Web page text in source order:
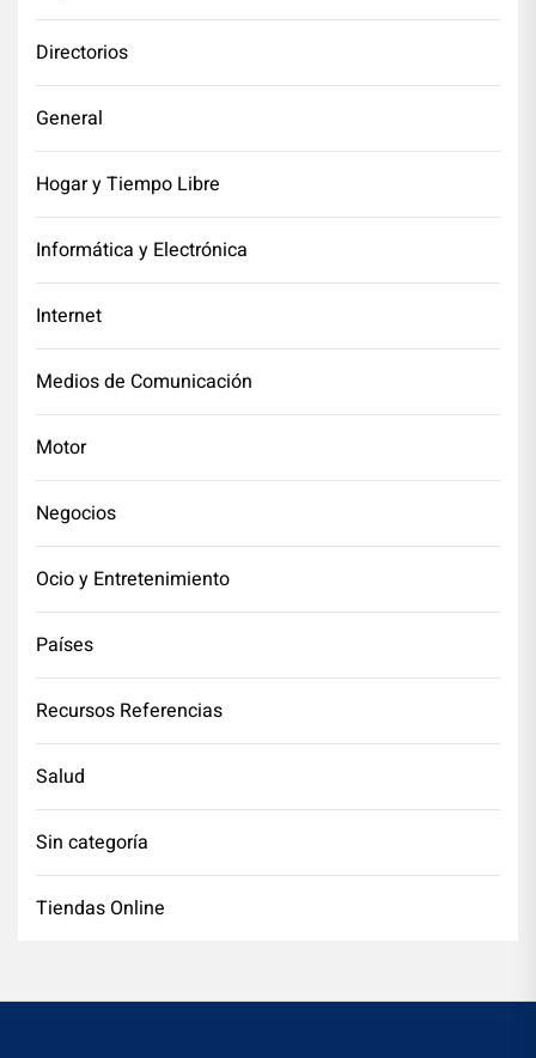
Directorios
General
Hogar y Tiempo Libre
Informática y Electrónica
Internet
Medios de Comunicación
Motor
Negocios
Ocio y Entretenimiento
Países
Recursos Referencias
Salud
Sin categoría
Tiendas Online